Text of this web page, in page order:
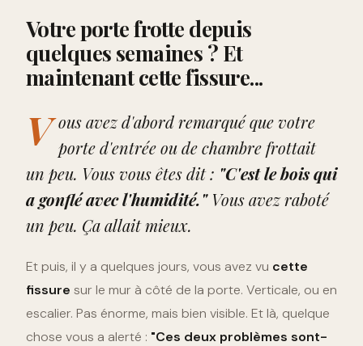
Votre porte frotte depuis
quelques semaines ? Et
maintenant cette fissure...
V ous avez d'abord remarqué que votre
porte d'entrée ou de chambre frottait
un peu. Vous vous êtes dit : "C'est le bois qui
a gonflé avec l'humidité."Vous avez raboté
un peu. Ça allait mieux.
Et puis, il y a quelques jours, vous avez vu cette
fissure sur le mur à côté de la porte. Verticale, ou en
escalier. Pas énorme, mais bien visible. Et là, quelque
chose vous a alerté : "Ces deux problèmes sont-